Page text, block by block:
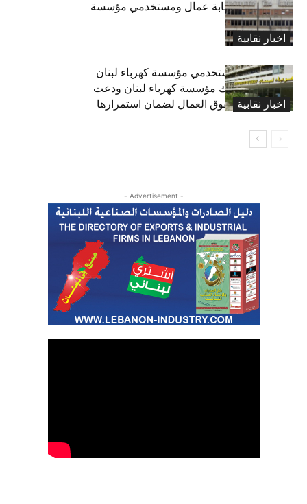
اخبار نقابية
تعليق اضراب نقابة عمال ومستخدمي مؤسسة
كهرباء لبنان
اخبار نقابية
نقابة عمال ومستخدمي مؤسسة كهرباء لبنان
حذرت من تفكيك مؤسسة كهرباء لبنان ودعت
للحفاظ على حقوق العمال لضمان استمرارها
- Advertisement -